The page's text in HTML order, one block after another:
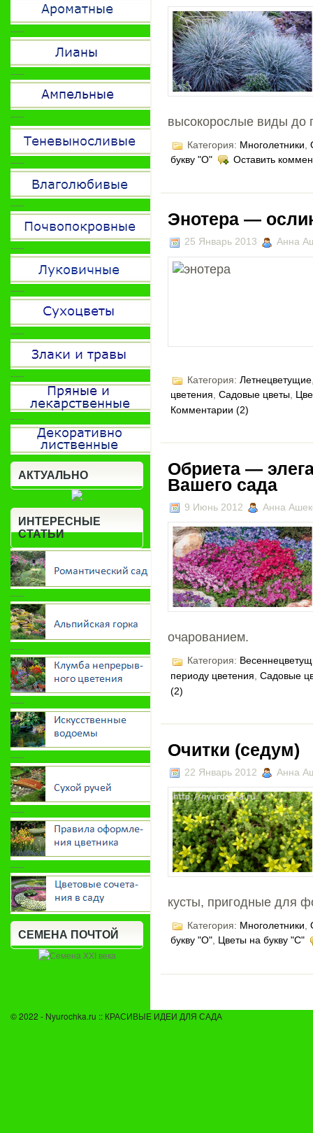
-----
-----
-----
-----
-----
-----
-----
-----
-----
-----
АКТУАЛЬНО
ИНТЕРЕСНЫЕ
СТАТЬИ
-----
-----
-----
-----
-----
-----
СЕМЕНА ПОЧТОЙ
высокорослые виды до
Категория: Многолетники
букву "О"
Оставить
Энотера —
25 Январь 2013 Анна
Категория: Летнецветущие
цветения Садовые цветы
Комментарии (2)
Обриета —
Вашего сада
9 Июнь 2012 Анна
очарованием.
Категория:
периоду цветения Садовые
(2)
Очитки (седум)
22 Январь 2012 Анна
кусты, пригодные для
Категория: Многолетники
букву "О", Цветы на букву "С"
© 2022 - Nyurochka.ru :: КРАСИВЫЕ ИДЕИ ДЛЯ САДА